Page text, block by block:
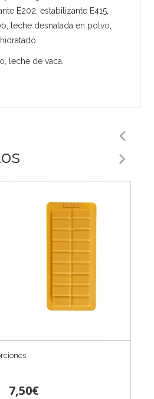
E202, estabilizante E415,
leche desnatada en polvo,
leche de vaca.
7,50€